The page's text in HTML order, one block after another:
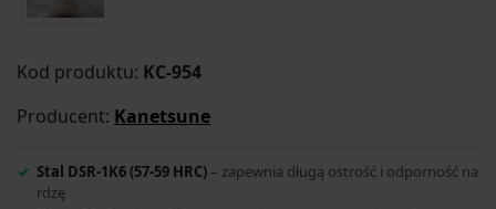
Kod produktu: KC-954
Producent: Kanetsune
Stal DSR-1K6 (57-59 HRC) – zapewnia długą ostrość i odporność na
rdzę